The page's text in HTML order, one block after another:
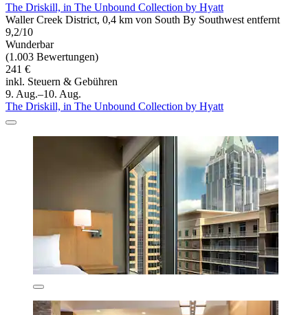
The Driskill, in The Unbound Collection by Hyatt
Waller Creek District, 0,4 km von South By Southwest entfernt
9,2/10
Wunderbar
(1.003 Bewertungen)
241 €
inkl. Steuern & Gebühren
9. Aug.–10. Aug.
The Driskill, in The Unbound Collection by Hyatt